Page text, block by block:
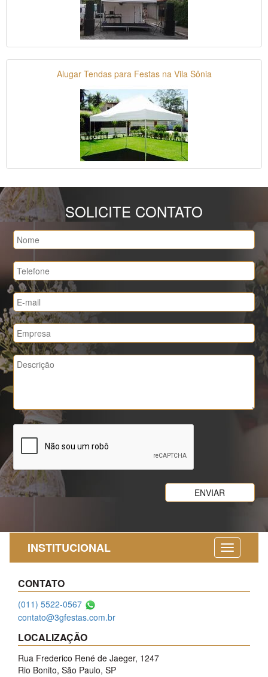
Alugar Tendas para Festas na Vila Sônia
SOLICITE CONTATO
INSTITUCIONAL
CONTATO
(011) 5522-0567
contato@3gfestas.com.br
LOCALIZAÇÃO
Rua Frederico René de Jaeger, 1247
Rio Bonito, São Paulo, SP